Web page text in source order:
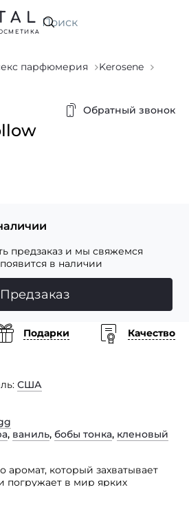
Искать
парфюмерия
Kerosene
Обратный звонок
предзаказ и мы свяжемся
в наличии
Предзаказ
Подарки
Качество
США
, ваниль, бобы тонка, кленовый
аромат, который захватывает
погружает в мир ярких
и загадочным ароматом.